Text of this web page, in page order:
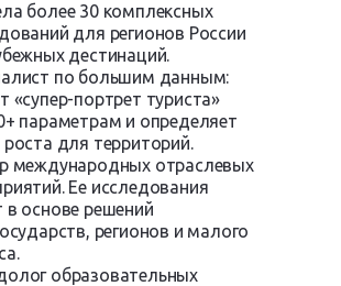
более 30 комплексных
для регионов России
дестинаций.
по большим данным:
«супер-портрет туриста»
параметрам и определяет
роста для территорий.
международных отраслевых
Ее исследования
в основе решений
регионов и малого
образовательных